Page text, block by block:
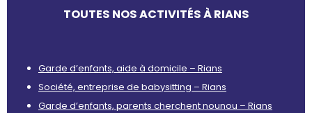
TOUTES NOS ACTIVITÉS À RIANS
Garde d’enfants, aide à domicile – Rians
Société, entreprise de babysitting – Rians
Garde d’enfants, parents cherchent nounou – Rians